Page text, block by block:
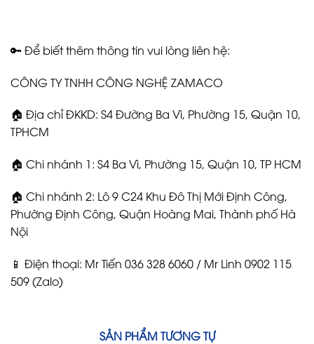
🔑 Để biết thêm thông tin vui lòng liên hệ:
CÔNG TY TNHH CÔNG NGHỆ ZAMACO
🏠 Địa chỉ ĐKKD: S4 Đường Ba Vì, Phường 15, Quận 10,
TPHCM
🏠 Chi nhánh 1: S4 Ba Vì, Phường 15, Quận 10, TP HCM
🏠 Chi nhánh 2: Lô 9 C24 Khu Đô Thị Mới Định Công,
Phường Định Công, Quận Hoàng Mai, Thành phố Hà
Nội
📱 Điện thoại: Mr Tiến 036 328 6060 / Mr Linh 0902 115
509 (Zalo)
SẢN PHẨM TƯƠNG TỰ